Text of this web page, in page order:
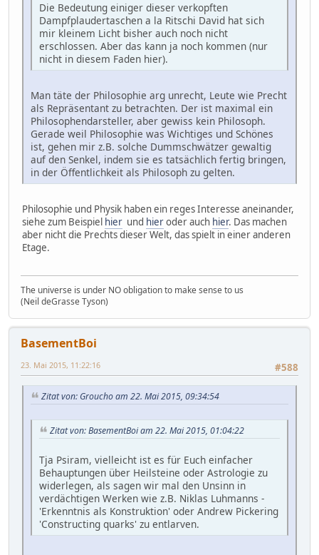
Die Bedeutung einiger dieser verkopften
Dampfplaudertaschen a la Ritschi David hat sich
mir kleinem Licht bisher auch noch nicht
erschlossen. Aber das kann ja noch kommen (nur
nicht in diesem Faden hier).
Man täte der Philosophie arg unrecht, Leute wie Precht
als Repräsentant zu betrachten. Der ist maximal ein
Philosophendarsteller, aber gewiss kein Philosoph.
Gerade weil Philosophie was Wichtiges und Schönes
ist, gehen mir z.B. solche Dummschwätzer gewaltig
auf den Senkel, indem sie es tatsächlich fertig bringen,
in der Öffentlichkeit als Philosoph zu gelten.
Philosophie und Physik haben ein reges Interesse aneinander,
siehe zum Beispiel hier und hieroder auch hier. Das machen
aber nicht die Prechts dieser Welt, das spielt in einer anderen
Etage.
The universe is under NO obligation to make sense to us
(Neil deGrasse Tyson)
BasementBoi
#588
23. Mai 2015, 11:22:16
Zitat von: Groucho am 22. Mai 2015, 09:34:54
Zitat von: BasementBoi am 22. Mai 2015, 01:04:22
Tja Psiram, vielleicht ist es für Euch einfacher
Behauptungen über Heilsteine oder Astrologie zu
widerlegen, als sagen wir mal den Unsinn in
verdächtigen Werken wie z.B. Niklas Luhmanns -
'Erkenntnis als Konstruktion' oder Andrew Pickering
'Constructing quarks' zu entlarven.